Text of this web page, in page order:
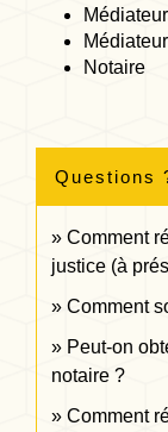
Notaire
Questions
Comment
justice (à
Comment
Peut-on
notaire ?
Comment